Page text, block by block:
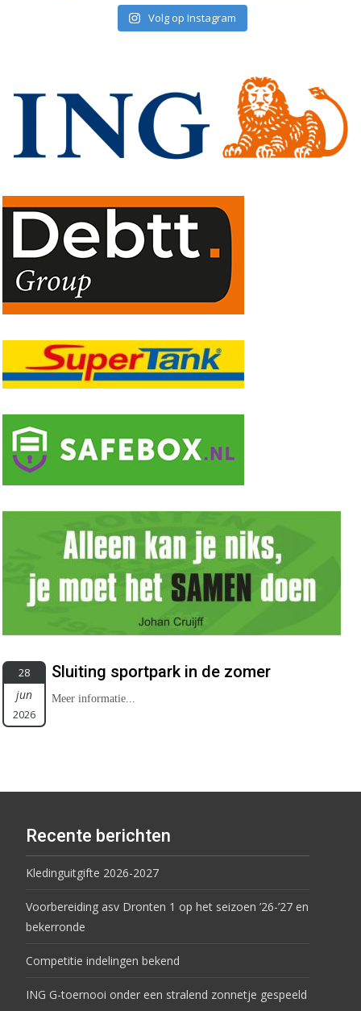
Volg op Instagram
28
jun
2026
Sluiting sportpark in de zomer
Meer informatie...
Recente berichten
Kledinguitgifte 2026-2027
Voorbereiding asv Dronten 1 op het seizoen ’26-’27 en
bekerronde
Competitie indelingen bekend
ING G-toernooi onder een stralend zonnetje gespeeld